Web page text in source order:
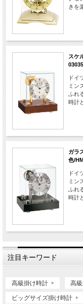
きを
スケ
ドイ
ミン
ふれ
時計
ガラ
色/
ドイ
ミン
ふれ
時計
注目キーワード
高級掛け時計 高
ビッグサイズ掛け時計